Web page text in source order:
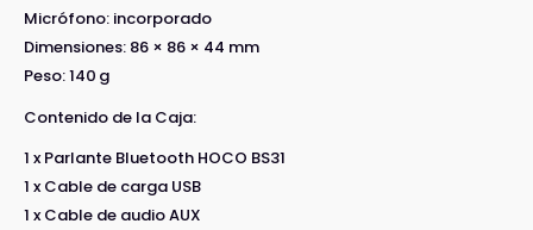
Micrófono: incorporado
Dimensiones: 86 × 86 × 44 mm
Peso: 140 g
Contenido de la Caja:
1 x Parlante Bluetooth HOCO BS31
1 x Cable de carga USB
1 x Cable de audio AUX